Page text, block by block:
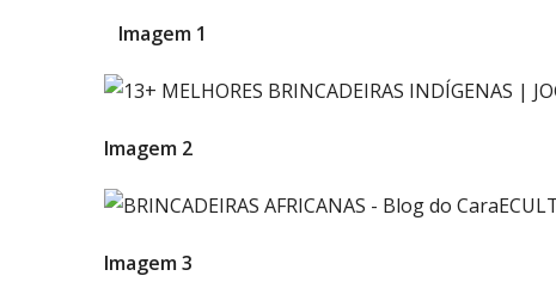
Imagem
Imagem 2
Imagem 3